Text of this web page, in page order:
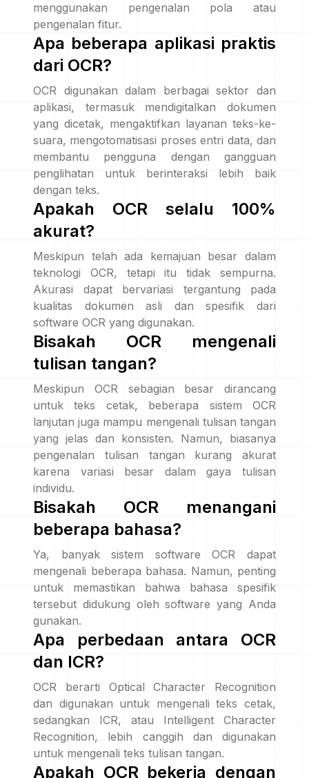
menggunakan pengenalan pola atau
pengenalan fitur.
Apa beberapa aplikasi praktis
dari OCR?
OCR digunakan dalam berbagai sektor dan
aplikasi, termasuk mendigitalkan dokumen
yang dicetak, mengaktifkan layanan teks-ke-
suara, mengotomatisasi proses entri data, dan
membantu pengguna dengan gangguan
penglihatan untuk berinteraksi lebih baik
dengan teks.
Apakah OCR selalu 100%
akurat?
Meskipun telah ada kemajuan besar dalam
teknologi OCR, tetapi itu tidak sempurna.
Akurasi dapat bervariasi tergantung pada
kualitas dokumen asli dan spesifik dari
software OCR yang digunakan.
Bisakah OCR mengenali
tulisan tangan?
Meskipun OCR sebagian besar dirancang
untuk teks cetak, beberapa sistem OCR
lanjutan juga mampu mengenali tulisan tangan
yang jelas dan konsisten. Namun, biasanya
pengenalan tulisan tangan kurang akurat
karena variasi besar dalam gaya tulisan
individu.
Bisakah OCR menangani
beberapa bahasa?
Ya, banyak sistem software OCR dapat
mengenali beberapa bahasa. Namun, penting
untuk memastikan bahwa bahasa spesifik
tersebut didukung oleh software yang Anda
gunakan.
Apa perbedaan antara OCR
dan ICR?
OCR berarti Optical Character Recognition
dan digunakan untuk mengenali teks cetak,
sedangkan ICR, atau Intelligent Character
Recognition, lebih canggih dan digunakan
untuk mengenali teks tulisan tangan.
Apakah OCR bekerja dengan